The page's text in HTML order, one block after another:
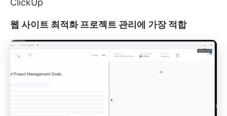
ClickUp
웹 사이트 최적화 프로젝트 관리에 가장 적합